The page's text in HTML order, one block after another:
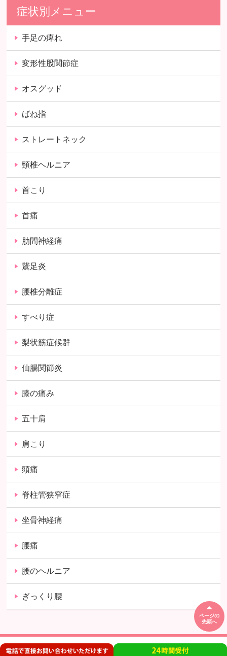
症状別メニュー
手足の痺れ
変形性股関節症
オスグッド
ばね指
ストレートネック
頸椎ヘルニア
首こり
首痛
肋間神経痛
鵞足炎
腰椎分離症
すべり症
梨状筋症候群
仙腸関節炎
膝の痛み
五十肩
肩こり
頭痛
脊柱管狭窄症
坐骨神経痛
腰痛
腰のヘルニア
ぎっくり腰
ページの
先頭へ